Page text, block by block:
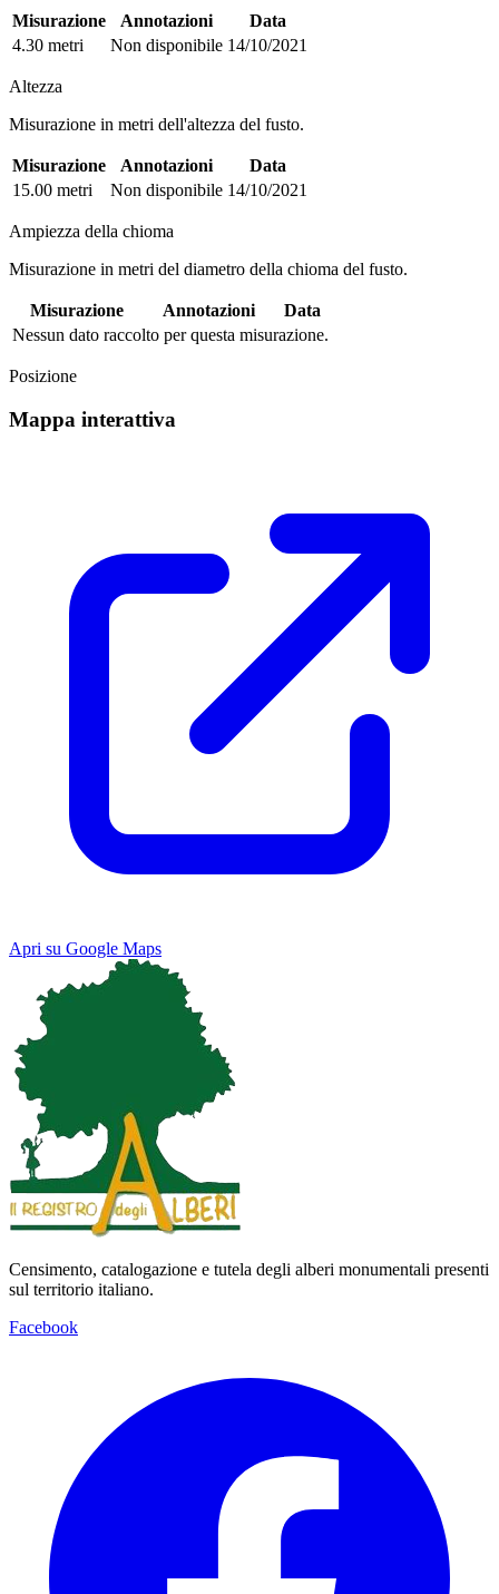
Misurazione Annotazioni
Data
4.30 metri
Non disponibile 14/10/2021
Altezza
Misurazione in metri dell'altezza del fusto.
Misurazione Annotazioni
Data
15.00 metri
Non disponibile 14/10/2021
Ampiezza della chioma
Misurazione in metri del diametro della chioma del fusto.
Misurazione Annotazioni
Data
Nessun dato raccolto per questa misurazione.
Posizione
Mappa interattiva
Apri su Google Maps
Map Satellite
Keyboard shortcuts
Censimento, catalogazione e tutela degli alberi monumentali presenti
sul territorio italiano.
Facebook